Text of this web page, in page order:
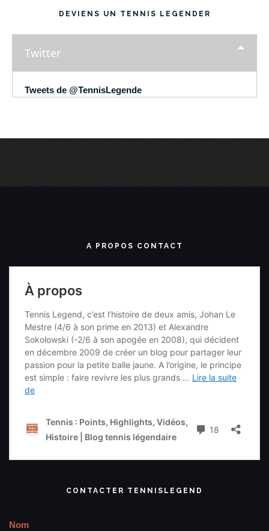
DEVIENS UN TENNIS LEGENDER
Twitter
Tweets de @TennisLegende
A PROPOS CONTACT
CONTACTER TENNISLEGEND
Nom